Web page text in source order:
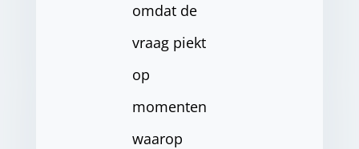
omdat de
vraag piekt
op
momenten
waarop